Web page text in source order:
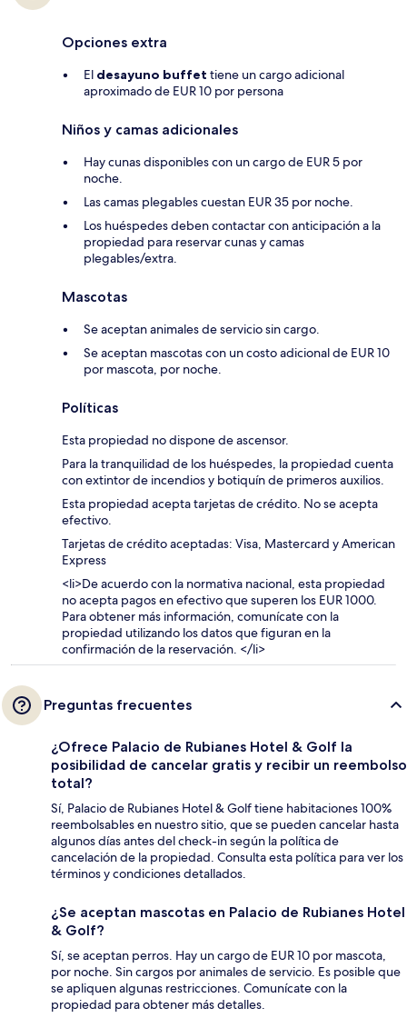
Opciones extra
El desayuno buffet tiene un cargo adicional
aproximado de EUR 10 por persona
Niños y camas adicionales
Hay cunas disponibles con un cargo de EUR 5 por
noche.
Las camas plegables cuestan EUR 35 por noche.
Los huéspedes deben contactar con anticipación a la
propiedad para reservar cunas y camas
plegables/extra.
Mascotas
Se aceptan animales de servicio sin cargo.
Se aceptan mascotas con un costo adicional de EUR 10
por mascota, por noche.
Políticas
Esta propiedad no dispone de ascensor.
Para la tranquilidad de los huéspedes, la propiedad cuenta
con extintor de incendios y botiquín de primeros auxilios.
Esta propiedad acepta tarjetas de crédito. No se acepta
efectivo.
Tarjetas de crédito aceptadas: Visa, Mastercard y American
Express
<li>De acuerdo con la normativa nacional, esta propiedad
no acepta pagos en efectivo que superen los EUR 1000.
Para obtener más información, comunícate con la
propiedad utilizando los datos que figuran en la
confirmación de la reservación. </li>
Preguntas frecuentes
¿Ofrece Palacio de Rubianes Hotel & Golf la
posibilidad de cancelar gratis y recibir un reembolso
total?
Sí, Palacio de Rubianes Hotel & Golf tiene habitaciones 100%
reembolsables en nuestro sitio, que se pueden cancelar hasta
algunos días antes del check-in según la política de
cancelación de la propiedad. Consulta esta política para ver los
términos y condiciones detallados.
¿Se aceptan mascotas en Palacio de Rubianes Hotel
& Golf?
Sí, se aceptan perros. Hay un cargo de EUR 10 por mascota,
por noche. Sin cargos por animales de servicio. Es posible que
se apliquen algunas restricciones. Comunícate con la
propiedad para obtener más detalles.